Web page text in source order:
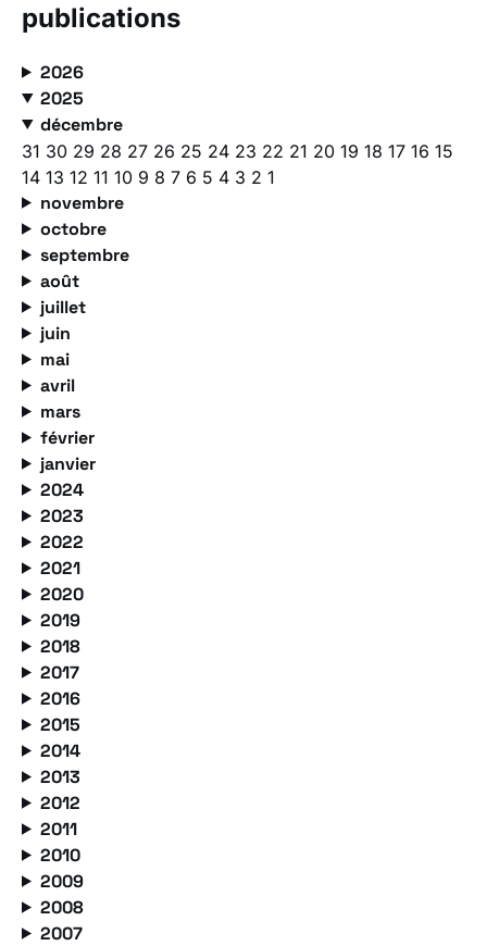
publications
2026
2025
décembre
31 30 29 28 27 26 25 24 23 22 21 20 19 18 17 16 15
14 13 12 11 10 9 8 7 6 5 4 3 2 1
novembre
octobre
septembre
août
juillet
juin
mai
avril
mars
février
janvier
2024
2023
2022
2021
2020
2019
2018
2017
2016
2015
2014
2013
2012
2011
2010
2009
2008
2007